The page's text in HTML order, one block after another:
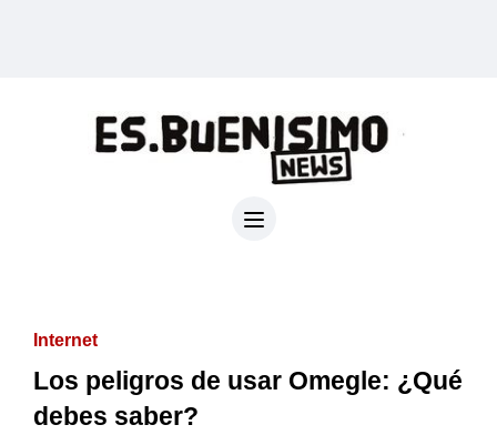
Internet
Los peligros de usar Omegle: ¿Qué
debes saber?